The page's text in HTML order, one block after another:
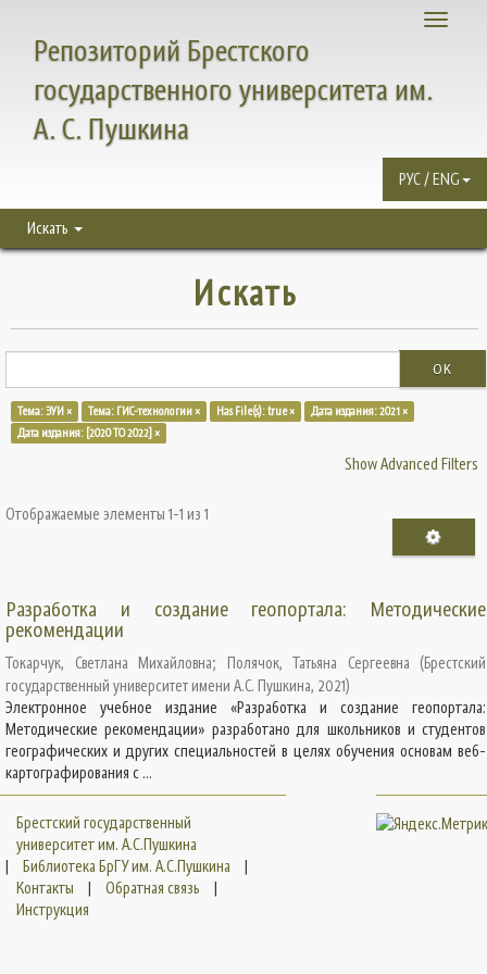
Toggle
Репозиторий Брестского
государственного университета им.
А. С. Пушкина
РУС / ENG
Искать
Искать
OK
Тема: ЭУИ × Тема: ГИС-технологии × Has File(s): true ×
Дата издания: 2021 ×
Дата издания: [2020 TO 2022] ×
Show Advanced Filters
Отображаемые элементы 1-1 из 1
Разработка и создание геопортала: Методические
рекомендации
Токарчук, Светлана Михайловна; Полячок, Татьяна Сергеевна (Брестский
государственный университет имени А.С. Пушкина, 2021)
Электронное учебное издание «Разработка и создание геопортала:
Методические рекомендации» разработано для школьников и студентов
географических и других специальностей в целях обучения основам веб-
картографирования с ...
Брестский государственный
университет им. А.С.Пушкина
|
Библиотека БрГУ им. А.С.Пушкина
|
Контакты
| Обратная связь
|
Инструкция